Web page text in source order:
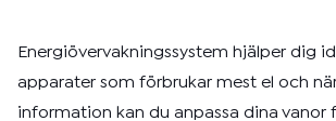
Energiövervakningssystem hjälper dig
apparater som förbrukar mest el och
information kan du anpassa dina vanor